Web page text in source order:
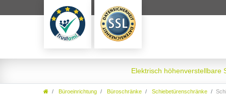
Elektrisch höhenverstellbare
Büroeinrichtung Büroschränke Schiebetürenschränke